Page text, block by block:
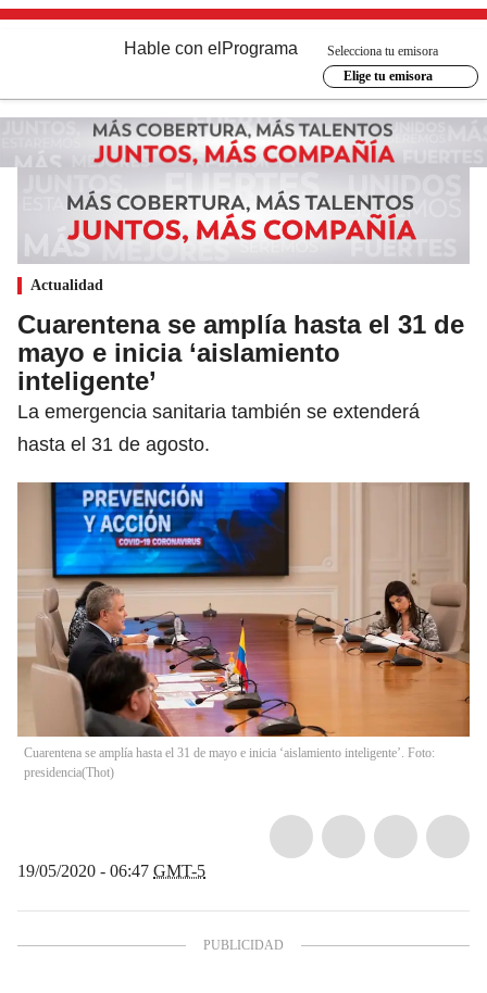
Hable con el Programa
Selecciona tu emisora
Elige tu emisora
Actualidad
Cuarentena se amplía hasta el 31 de
mayo e inicia ‘aislamiento
inteligente’
La emergencia sanitaria también se extenderá
hasta el 31 de agosto.
Cuarentena se amplía hasta el 31 de mayo e inicia ‘aislamiento inteligente’. Foto:
presidencia(Thot)
19/05/2020 - 06:47 GMT-5